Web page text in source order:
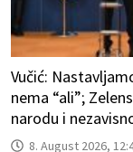
Vučić:
nema “ali”;
narodu i
8. August 2026,